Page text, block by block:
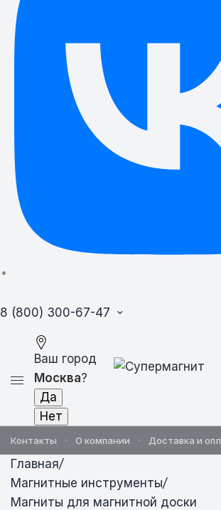
8 (800) 300-67-47
Ваш город
Москва?
Контакты О компании Доставка и
Главная/
Магнитные инструменты/
Магниты для магнитной доски